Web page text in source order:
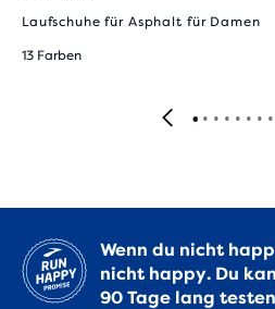
Laufschuhe für Asphalt für Damen
13 Farben
Wenn du nicht
nicht happy. Du
90 Tage lang